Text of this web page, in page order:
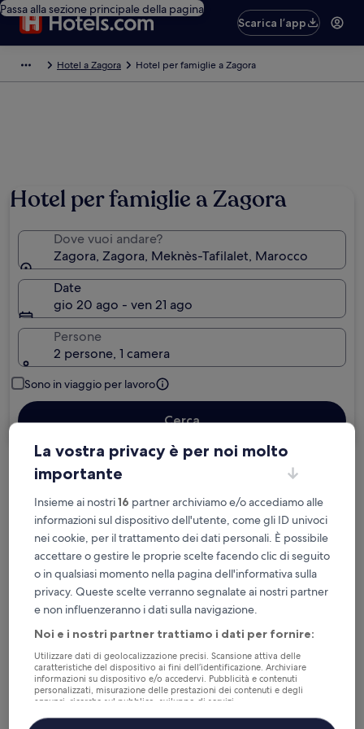
Passa alla sezione principale della pagina
Scarica l’app
Hotel a Zagora Hotel per famiglie a Zagora
Hotel per famiglie a Zagora
Dove vuoi andare?
Zagora, Zagora, Meknès-Tafilalet, Marocco
Date
gio 20 ago - ven 21 ago
Persone
2 persone, 1 camera
Sono in viaggio per lavoro
Cerca
Cancellazione gratuita se cambi
programma
Accumula vantaggi con ogni notte di
soggiorno
Risparmia di più con le tariffe per soli
iscritti
Controlla i prezzi per queste date
La vostra privacy è per noi molto
importante
Insieme ai nostri16 partner archiviamo e/o accediamo alle
informazioni sul dispositivo dell'utente, come gli ID univoci
nei cookie, per il trattamento dei dati personali. È possibile
accettare o gestire le proprie scelte facendo clic di seguito
o in qualsiasi momento nella pagina dell'informativa sulla
privacy. Queste scelte verranno segnalate ai nostri partner
e non influenzeranno i dati sulla navigazione.
Noi e i nostri partner trattiamo i dati per fornire:
Utilizzare dati di geolocalizzazione precisi. Scansione attiva delle
caratteristiche del dispositivo ai fini dell’identificazione. Archiviare
informazioni su dispositivo e/o accedervi. Pubblicità e contenuti
personalizzati, misurazione delle prestazioni dei contenuti e degli
annunci, ricerche sul pubblico, sviluppo di servizi.
Elenco dei partner (fornitori)